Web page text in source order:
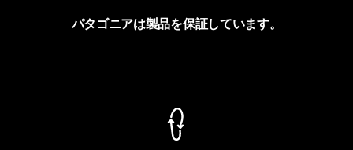
パタゴニアは製品を保証しています。